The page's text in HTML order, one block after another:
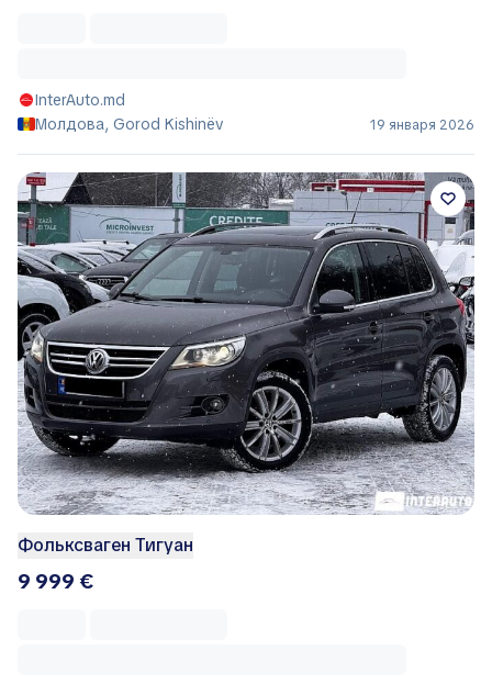
InterAuto.md
Молдова, Gorod Kishinëv
19 января 2026
Фольксваген Тигуан
9 999 €